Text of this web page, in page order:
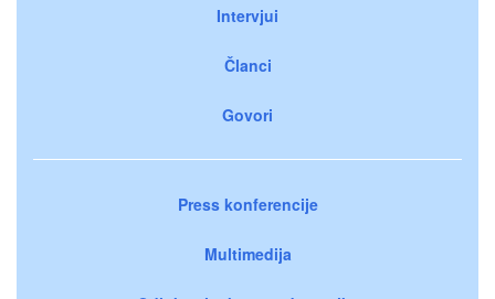
Intervjui
Članci
Govori
Press konferencije
Multimedija